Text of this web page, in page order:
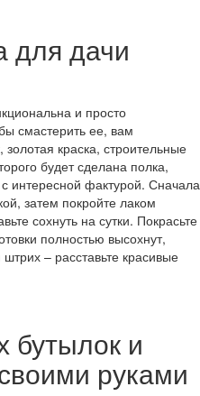
для дачи
и просто
смастерить ее, вам
краска, строительные
будет сделана полка,
интересной фактурой. Сначала
затем покройте лаком
сохнуть на сутки. Покрасьте
полностью высохнут,
– расставьте красивые
бутылок и
руками